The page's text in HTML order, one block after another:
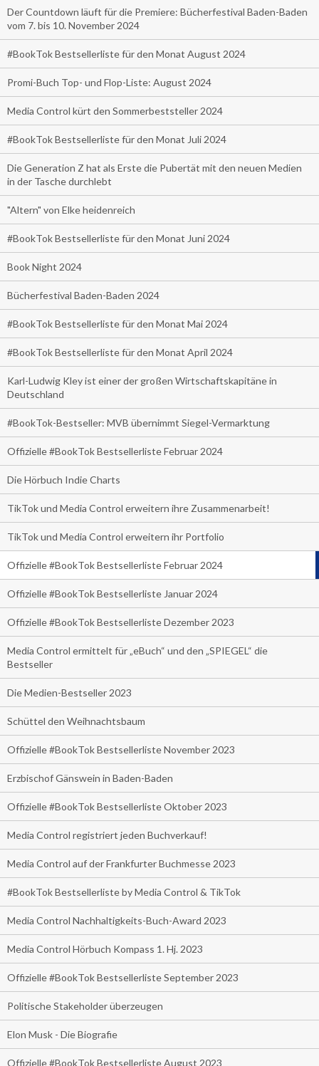
Der Countdown läuft für die Premiere: Bücherfestival Baden-Baden
vom 7. bis 10. November 2024
#BookTok Bestsellerliste für den Monat August 2024
Promi-Buch Top- und Flop-Liste: August 2024
Media Control kürt den Sommerbeststeller 2024
#BookTok Bestsellerliste für den Monat Juli 2024
Die Generation Z hat als Erste die Pubertät mit den neuen Medien
in der Tasche durchlebt
"Altern" von Elke heidenreich
#BookTok Bestsellerliste für den Monat Juni 2024
Book Night 2024
Bücherfestival Baden-Baden 2024
#BookTok Bestsellerliste für den Monat Mai 2024
#BookTok Bestsellerliste für den Monat April 2024
Karl-Ludwig Kley ist einer der großen Wirtschaftskapitäne in
Deutschland
#BookTok-Bestseller: MVB übernimmt Siegel-Vermarktung
Offizielle #BookTok Bestsellerliste Februar 2024
Die Hörbuch Indie Charts
TikTok und Media Control erweitern ihre Zusammenarbeit!
TikTok und Media Control erweitern ihr Portfolio
Offizielle #BookTok Bestsellerliste Februar 2024
Offizielle #BookTok Bestsellerliste Januar 2024
Offizielle #BookTok Bestsellerliste Dezember 2023
Media Control ermittelt für „eBuch“ und den „SPIEGEL“ die
Bestseller
Die Medien-Bestseller 2023
Schüttel den Weihnachtsbaum
Offizielle #BookTok Bestsellerliste November 2023
Erzbischof Gänswein in Baden-Baden
Offizielle #BookTok Bestsellerliste Oktober 2023
Media Control registriert jeden Buchverkauf!
Media Control auf der Frankfurter Buchmesse 2023
#BookTok Bestsellerliste by Media Control & TikTok
Media Control Nachhaltigkeits-Buch-Award 2023
Media Control Hörbuch Kompass 1. Hj. 2023
Offizielle #BookTok Bestsellerliste September 2023
Politische Stakeholder überzeugen
Elon Musk - Die Biografie
Offizielle #BookTok Bestsellerliste August 2023